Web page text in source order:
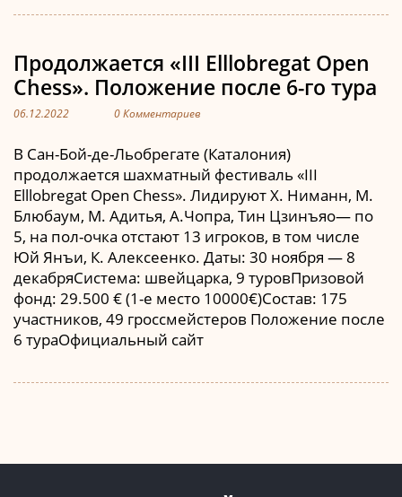
Продолжается «III Elllobregat Open
Chess». Положение после 6-го тура
06.12.2022 0 Комментариев
В Сан-Бой-де-Льобрегате (Каталония)
продолжается шахматный фестиваль «III
Elllobregat Open Chess». Лидируют Х. Ниманн, М.
Блюбаум, М. Адитья, А.Чопра, Тин Цзинъяо— по
5, на пол-очка отстают 13 игроков, в том числе
Юй Янъи, К. Алексеенко. Даты: 30 ноября — 8
декабряСистема: швейцарка, 9 туровПризовой
фонд: 29.500 € (1-е место 10000€)Состав: 175
участников, 49 гроссмейстеров Положение после
6 тураОфициальный сайт